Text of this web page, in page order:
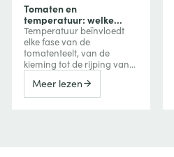
Tomaten en
temperatuur: welke
invloed heeft
temperatuur op groei,
bloei en vruchtvorming?
Temperatuur beïnvloedt
elke fase van de
tomatenteelt, van de
kieming tot de rijping van
vertraagt de groei, terwijl
extreme hitte de bloei,
Meer lezen